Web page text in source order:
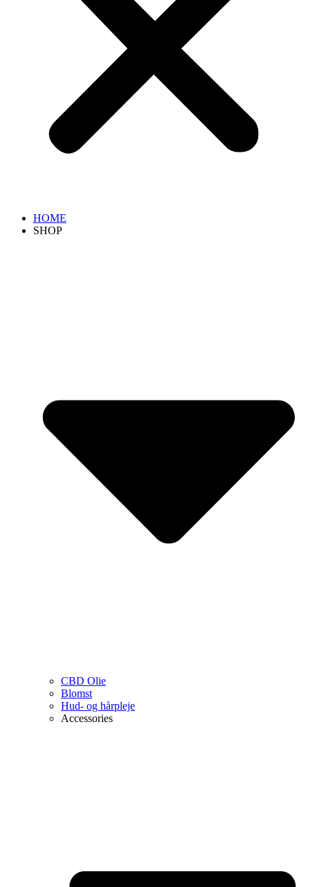
HOME
SHOP
CBD Olie
Blomst
Hud- og hårpleje
Accessories